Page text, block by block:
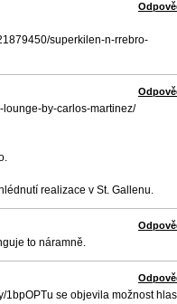
superkilen-n-rrebro-
by-carlos-martinez/
realizace v St. Gallenu.
to náramně.
1bpOPTu se objevila možnost